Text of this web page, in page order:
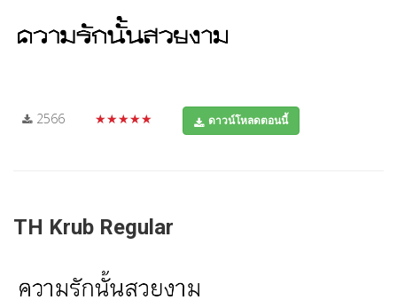
2566 ★★★★★ ดาวน์โหลดตอนนี้
TH Krub Regular